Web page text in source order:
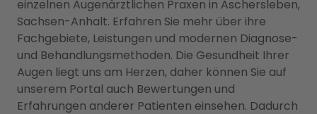
einzelnen Augenärztlichen Praxen in Aschersleben,
Sachsen-Anhalt. Erfahren Sie mehr über ihre
Fachgebiete, Leistungen und modernen Diagnose-
und Behandlungsmethoden. Die Gesundheit Ihrer
Augen liegt uns am Herzen, daher können Sie auf
unserem Portal auch Bewertungen und
Erfahrungen anderer Patienten einsehen. Dadurch